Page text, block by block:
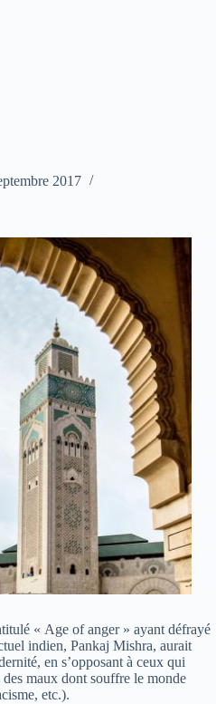
2017
« Age of anger » ayant défrayé
indien, Pankaj Mishra, aurait
en s’opposant à ceux qui
maux dont souffre le monde
etc.).